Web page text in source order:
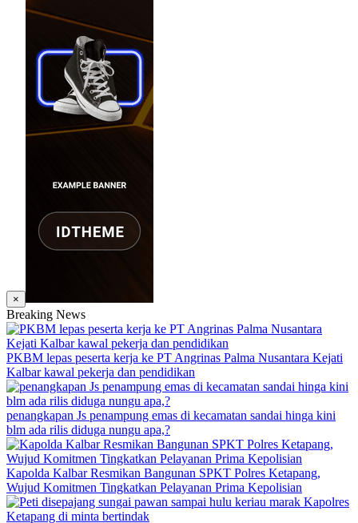
×
Breaking News
PKBM lepas peserta kerja ke PT Angrinas Palma Nusantara Kejati
Kalbar kawal pekerja dan pendidikan
penangkapan Js penampung emas di kecamatan sandai hinga kini
blm ada rilis diduga nungu apa,?
Kapolda Kalbar Resmikan Bangunan SPKT Polres Ketapang,
Wujud Komitmen Tingkatkan Pelayanan Prima Kepolisian